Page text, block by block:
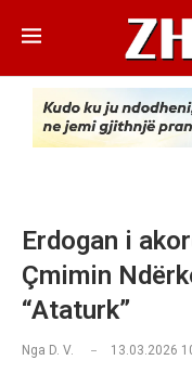
Erdogan i
Çmimin
“Ataturk”
Nga D. V. 13.03.2026